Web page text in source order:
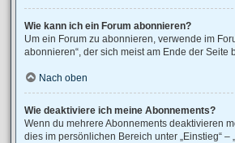
Wie kann ich ein Forum abonnieren?
Um ein Forum zu abonnieren, verwende im
abonnieren“, der sich meist am Ende der Seite
Nach oben
Wie deaktiviere ich meine Abonnements?
Wenn du mehrere Abonnements deaktivieren
dies im persönlichen Bereich unter „Einstieg“ –